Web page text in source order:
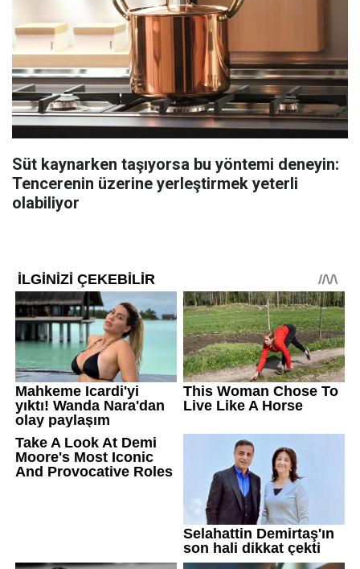
Süt kaynarken taşıyorsa bu yöntemi deneyin:
Tencerenin üzerine yerleştirmek yeterli
olabiliyor